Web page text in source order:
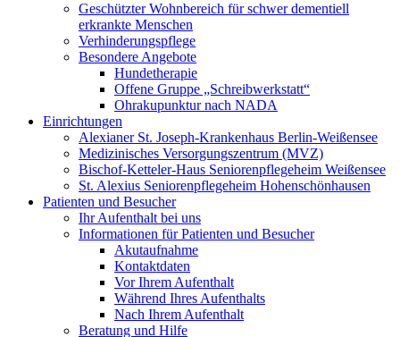
Geschützter Wohnbereich für schwer dementiell
erkrankte Menschen
Verhinderungspflege
Besondere Angebote
Hundetherapie
Offene Gruppe „Schreibwerkstatt“
Ohrakupunktur nach NADA
Einrichtungen
Alexianer St. Joseph-Krankenhaus Berlin-Weißensee
Medizinisches Versorgungszentrum (MVZ)
Bischof-Ketteler-Haus Seniorenpflegeheim Weißensee
St. Alexius Seniorenpflegeheim Hohenschönhausen
Patienten und Besucher
Ihr Aufenthalt bei uns
Informationen für Patienten und Besucher
Akutaufnahme
Kontaktdaten
Vor Ihrem Aufenthalt
Während Ihres Aufenthalts
Nach Ihrem Aufenthalt
Beratung und Hilfe